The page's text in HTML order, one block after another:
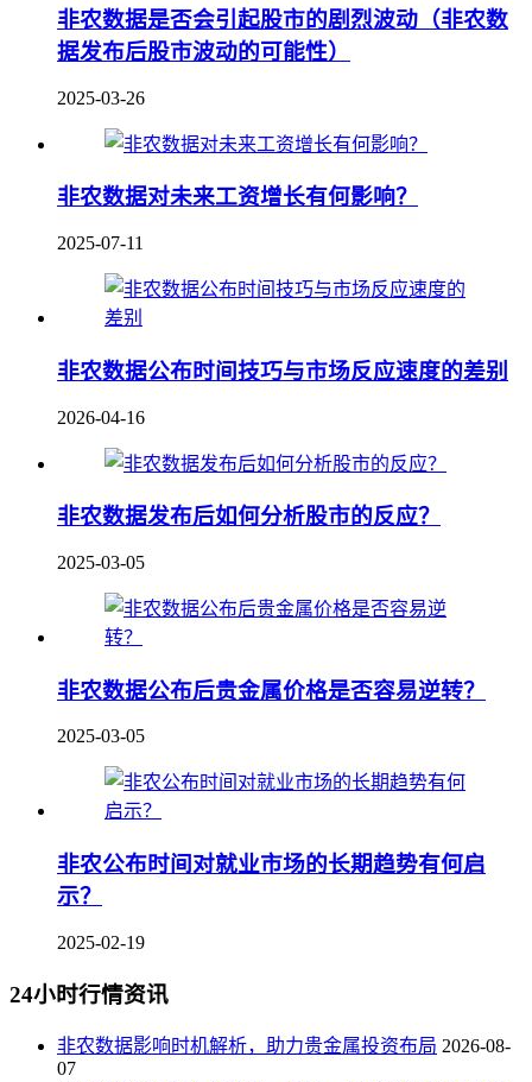
非农数据是否会引起股市的剧烈波动（非农数
据发布后股市波动的可能性）
2025-03-26
非农数据对未来工资增长有何影响？
2025-07-11
非农数据公布时间技巧与市场反应速度的差别
2026-04-16
非农数据发布后如何分析股市的反应？
2025-03-05
非农数据公布后贵金属价格是否容易逆转？
2025-03-05
非农公布时间对就业市场的长期趋势有何启
示？
2025-02-19
24小时行情资讯
非农数据影响时机解析，助力贵金属投资布局 2026-08-
07